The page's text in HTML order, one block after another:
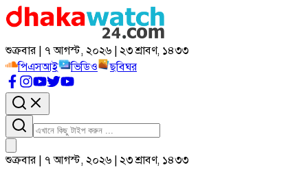
শুক্রবার | ৭ আগস্ট, ২০২৬ | ২৩ শ্রাবণ, ১৪৩৩
পিএসআই
ভিডিও ছবিঘর
শুক্রবার | ৭ আগস্ট, ২০২৬ | ২৩ শ্রাবণ, ১৪৩৩